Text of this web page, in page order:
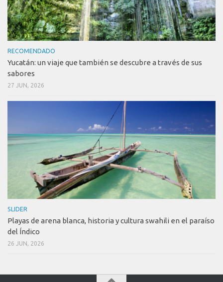
RECOMENDADO
Yucatán: un viaje que también se descubre a través de sus
sabores
27 JUN, 2026
SLIDER
Playas de arena blanca, historia y cultura swahili en el paraíso
del Índico
26 JUN, 2026